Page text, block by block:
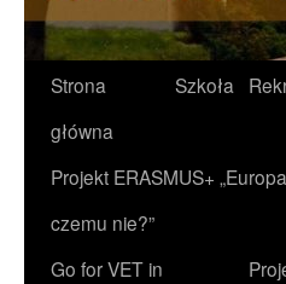
Przejdź
do
treści
Strona
główna
Szkoła
Projekt ERASMUS+
czemu nie?”
Go for VET in